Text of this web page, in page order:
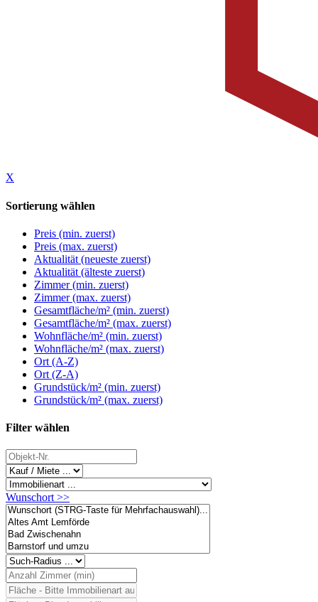
X
Sortierung wählen
Preis (min. zuerst)
Preis (max. zuerst)
Aktualität (neueste zuerst)
Aktualität (älteste zuerst)
Zimmer (min. zuerst)
Zimmer (max. zuerst)
Gesamtfläche/m² (min. zuerst)
Gesamtfläche/m² (max. zuerst)
Wohnfläche/m² (min. zuerst)
Wohnfläche/m² (max. zuerst)
Ort (A-Z)
Ort (Z-A)
Grundstück/m² (min. zuerst)
Grundstück/m² (max. zuerst)
Filter wählen
Wunschort >>